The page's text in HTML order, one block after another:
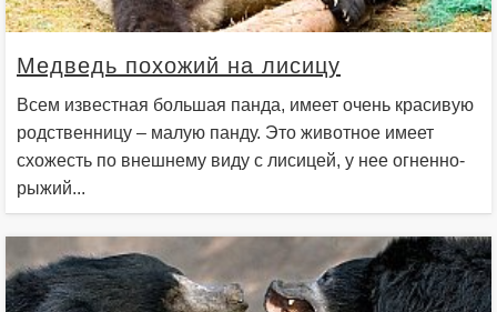
Медведь похожий на лисицу
Всем известная большая панда, имеет очень красивую
родственницу – малую панду. Это животное имеет
схожесть по внешнему виду с лисицей, у нее огненно-
рыжий...